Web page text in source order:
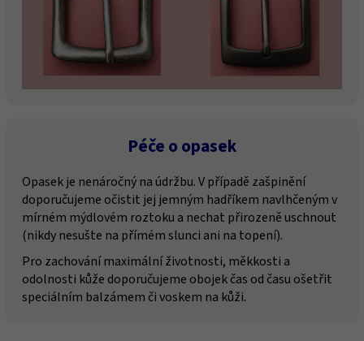
Péče o opasek
Opasek je nenáročný na údržbu. V případě zašpinění
doporučujeme očistit jej jemným hadříkem navlhčeným v
mírném mýdlovém roztoku a nechat přirozeně uschnout
(nikdy nesušte na přímém slunci ani na topení).
Pro zachování maximální životnosti, měkkosti a
odolnosti kůže doporučujeme obojek čas od času ošetřit
speciálním balzámem či voskem na kůži.